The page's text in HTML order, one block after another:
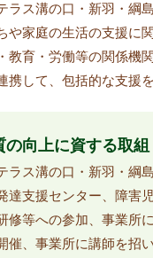
ラス溝の口・新羽・綱
や家庭の生活の支援に
教育・労働等の関係機
携して、包括的な支援
の向上に資する取組
ラス溝の口・新羽・綱
達支援センター、障害
修等への参加、事業所
催、事業所に講師を招